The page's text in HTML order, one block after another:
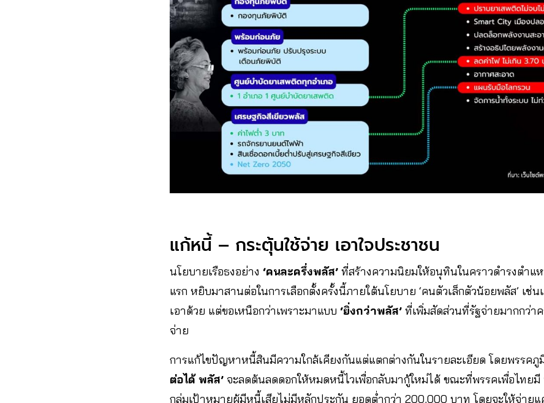
แก้หนี้ – กระตุ้นใช้จ่าย เอาใจประชาชน
นโยบายเรือธงอย่าง ‘คนละครึ่งพลัส’ ที่สร้างความนิยมให้อนุทินในคราวดำรงตำแ
แรก หยิบมาสานต่อในการเลือกตั้งครั้งนี้ภายใต้นโยบาย ‘คนตัวเล็กตัวน้อยพลัส’ เช่
เอาด้วย แต่ขอเหนือกว่าเพราะมาแบบ ‘ยิ่งกว่าพลัส’ ที่เพิ่มสัดส่วนที่รัฐจ่ายมากกว่า
จ่าย
การแก้ไขปัญหาหนี้สินมีความใกล้เคียงกันแต่แตกต่างกันในรายละเอียด โดยพรรคภู
ต่อได้ พลัส’ จะลดต้นลดดอกให้หมดหนี้ไวเพื่อกลับมากู้ใหม่ได้ ขณะที่พรรคเพื่อไทยมี
กลุ่มเป้าหมายผู้มีหนี้เสียไม่มีหลักประกัน ยอดต่ำกว่า 200,000 บาท โดยจะให้จ่าย